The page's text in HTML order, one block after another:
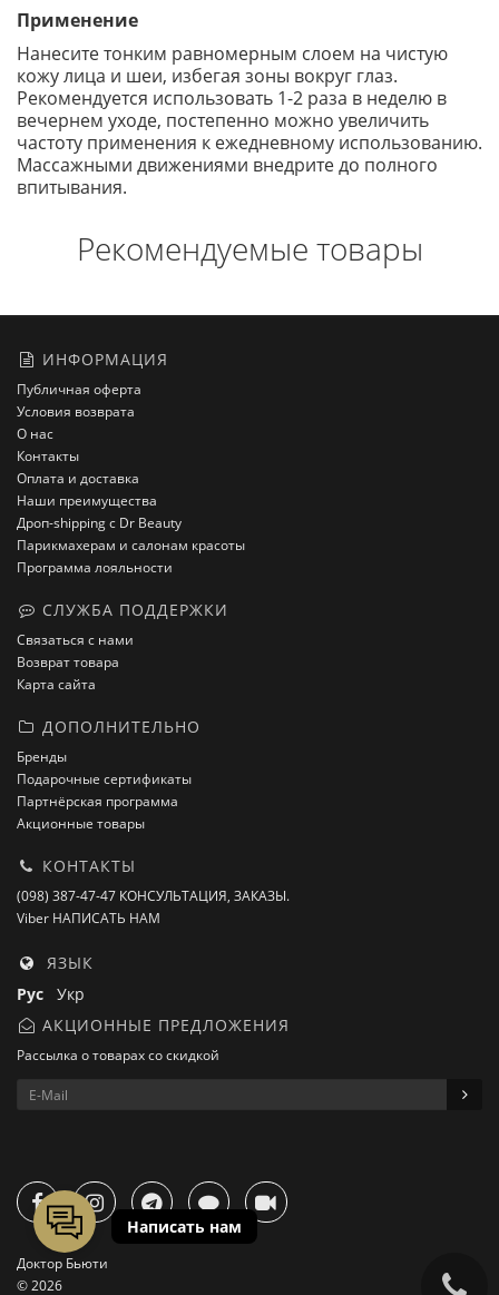
Применение
Нанесите тонким равномерным слоем на чистую
кожу лица и шеи, избегая зоны вокруг глаз.
Рекомендуется использовать 1-2 раза в неделю в
вечернем уходе, постепенно можно увеличить
частоту применения к ежедневному использованию.
Массажными движениями внедрите до полного
впитывания.
Рекомендуемые товары
ИНФОРМАЦИЯ
Публичная оферта
Условия возврата
О нас
Контакты
Оплата и доставка
Наши преимущества
Дроп-shipping с Dr Beauty
Парикмахерам и салонам красоты
Программа лояльности
СЛУЖБА ПОДДЕРЖКИ
Связаться с нами
Возврат товара
Карта сайта
ДОПОЛНИТЕЛЬНО
Бренды
Подарочные сертификаты
Партнёрская программа
Акционные товары
КОНТАКТЫ
(098) 387-47-47 КОНСУЛЬТАЦИЯ, ЗАКАЗЫ.
Viber НАПИСАТЬ НАМ
ЯЗЫК
Рус Укр
АКЦИОННЫЕ ПРЕДЛОЖЕНИЯ
Рассылка о товарах со скидкой
Доктор Бьюти
© 2026